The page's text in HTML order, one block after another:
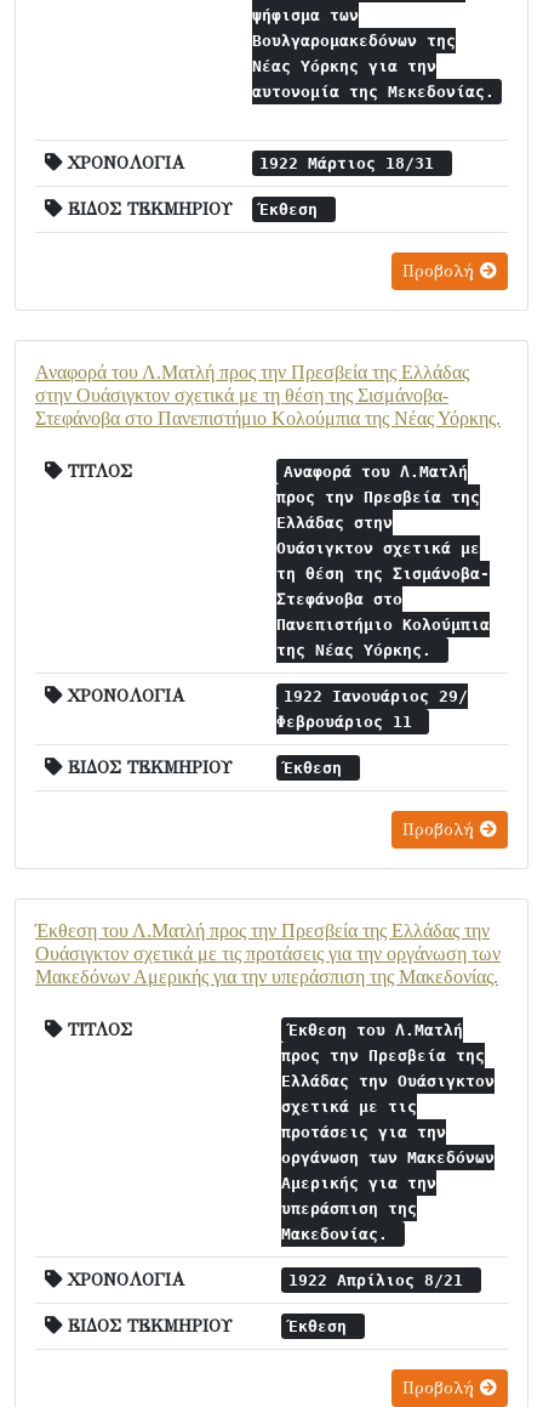
ψήφισμα των
Βουλγαρομακεδόνων της
Νέας Υόρκης για την
αυτονομία της Μεκεδονίας.
ΧΡΟΝΟΛΟΓΙΑ 1922 Μάρτιος 18/31
ΕΙΔΟΣ ΤΕΚΜΗΡΙΟΥ Έκθεση
Προβολή
Αναφορά του Λ.Ματλή προς την Πρεσβεία της Ελλάδας
στην Ουάσιγκτον σχετικά με τη θέση της Σισμάνοβα-
Στεφάνοβα στο Πανεπιστήμιο Κολούμπια της Νέας Υόρκης.
ΤΙΤΛΟΣ
Αναφορά του Λ.Ματλή
προς την Πρεσβεία της
Ελλάδας στην
Ουάσιγκτον σχετικά με
τη θέση της Σισμάνοβα-
Στεφάνοβα στο
Πανεπιστήμιο Κολούμπια
της Νέας Υόρκης.
ΧΡΟΝΟΛΟΓΙΑ
1922 Ιανουάριος 29/
Φεβρουάριος 11
ΕΙΔΟΣ ΤΕΚΜΗΡΙΟΥ Έκθεση
Προβολή
Έκθεση του Λ.Ματλή προς την Πρεσβεία της Ελλάδας την
Ουάσιγκτον σχετικά με τις προτάσεις για την οργάνωση των
Μακεδόνων Αμερικής για την υπεράσπιση της Μακεδονίας.
ΤΙΤΛΟΣ
Έκθεση του Λ.Ματλή
προς την Πρεσβεία της
Ελλάδας την Ουάσιγκτον
σχετικά με τις
προτάσεις για την
οργάνωση των Μακεδόνων
Αμερικής για την
υπεράσπιση της
Μακεδονίας.
ΧΡΟΝΟΛΟΓΙΑ 1922 Απρίλιος 8/21
ΕΙΔΟΣ ΤΕΚΜΗΡΙΟΥ Έκθεση
Προβολή